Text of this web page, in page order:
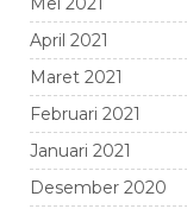
April 2021
Maret 2021
Februari 2021
Januari 2021
Desember 2020